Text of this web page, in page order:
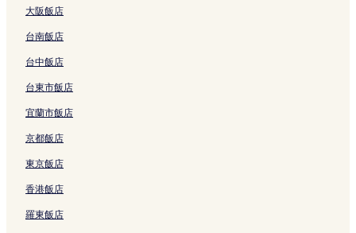
水明漾 5 星級飯店
水明漾 4 星級飯店
水明漾 3 星級飯店
雷吉安 5 星級飯店
雷吉安 3 星級飯店
帕當加拉克海灘 5 星級飯店
沙努 4 星級飯店
沙努 5 星級飯店
大阪飯店
台南飯店
台中飯店
台東市飯店
宜蘭市飯店
京都飯店
東京飯店
香港飯店
羅東飯店